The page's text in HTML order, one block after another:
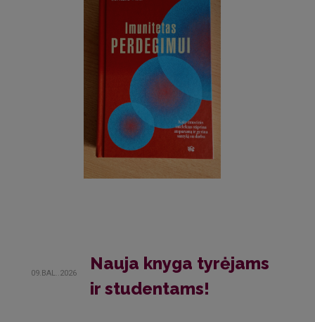
09.BAL..2026
Nauja knyga tyrėjams
ir studentams!